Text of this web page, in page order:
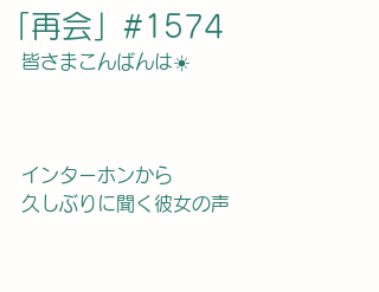
「再会」#1574
皆さまこんばんは☀️
インターホンから
久しぶりに聞く彼女の声